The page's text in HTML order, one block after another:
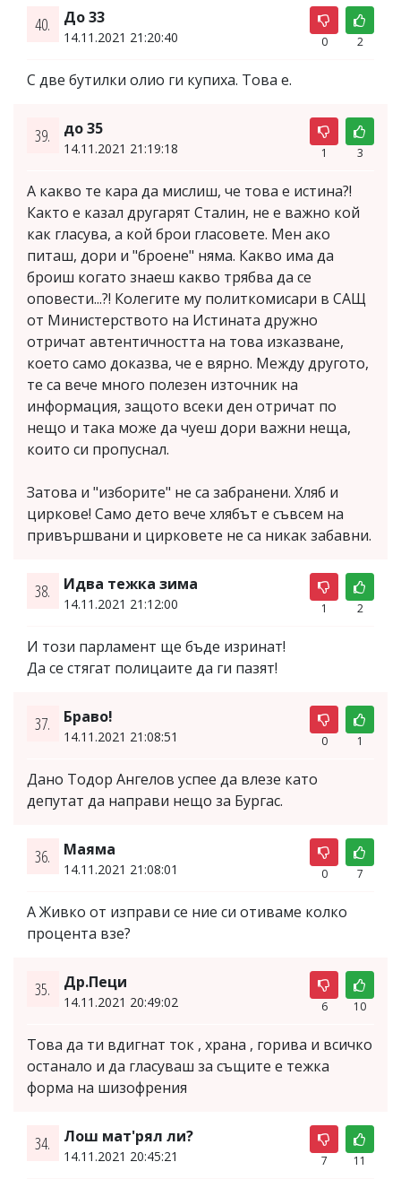
40. До 33
14.11.2021 21:20:40 0 2
С две бутилки олио ги купиха. Това е.
39. до 35
14.11.2021 21:19:18 1 3
А какво те кара да мислиш, че това е истина?!
Както е казал другарят Сталин, не е важно кой
как гласува, а кой брои гласовете. Мен ако
питаш, дори и "броене" няма. Какво има да
броиш когато знаеш какво трябва да се
оповести...?! Колегите му политкомисари в САЩ
от Министерството на Истината дружно
отричат автентичността на това изказване,
което само доказва, че е вярно. Между другото,
те са вече много полезен източник на
информация, защото всеки ден отричат по
нещо и така може да чуеш дори важни неща,
които си пропуснал.
Затова и "изборите" не са забранени. Хляб и
циркове! Само дето вече хлябът е съвсем на
привършвани и цирковете не са никак забавни.
38. Идва тежка зима
14.11.2021 21:12:00 1 2
И този парламент ще бъде изринат!
Да се стягат полицаите да ги пазят!
37. Браво!
14.11.2021 21:08:51 0 1
Дано Тодор Ангелов успее да влезе като
депутат да направи нещо за Бургас.
36. Маяма
14.11.2021 21:08:01 0 7
А Живко от изправи се ние си отиваме колко
процента взе?
35. Др.Пеци
14.11.2021 20:49:02 6 10
Това да ти вдигнат ток , храна , горива и всичко
останало и да гласуваш за същите е тежка
форма на шизофрения
34. Лош мат'рял ли?
14.11.2021 20:45:21 7 11